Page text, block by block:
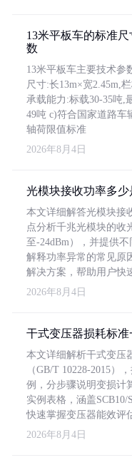
13米平板车的标准
数
13米平板车主要技术参
尺寸:长13m×宽2.45m,
承载能力:标载30-35吨,
49吨 c)符合国家道路车
轴荷限值标准
2026年8月4日
光模块接收功率多少
本文详细解答光模块接
点分析千兆光模块的收
至-24dBm），并提供
解释功率异常的常见原
解决方案，帮助用户快
2026年8月4日
干式变压器损耗标
本文详细解析干式变压
（GB/T 10228-2015）
例，分步骤说明变损计
实例表格，涵盖
快速掌握变压器能效评
2026年8月4日